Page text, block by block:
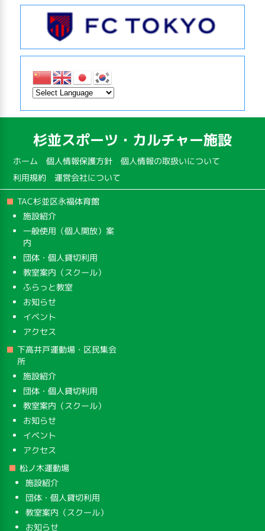
杉並スポーツ・カルチャー施設
ホーム 個人情報保護方針 個人情報の取扱いについて
利用規約 運営会社について
TAC杉並区永福体育館
施設紹介
一般使用（個人開放）案
内
団体・個人貸切利用
教室案内（スクール）
ふらっと教室
お知らせ
イベント
アクセス
下高井戸運動場・区民集会
所
施設紹介
団体・個人貸切利用
教室案内（スクール）
お知らせ
イベント
アクセス
松ノ木運動場
施設紹介
団体・個人貸切利用
教室案内（スクール）
お知らせ